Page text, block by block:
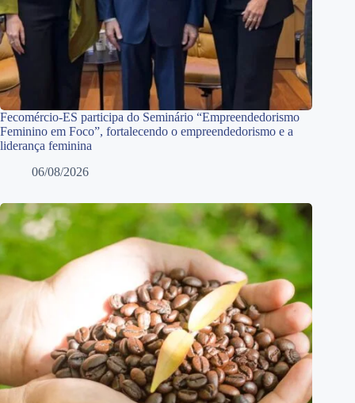
Fecomércio-ES participa do Seminário “Empreendedorismo
Feminino em Foco”, fortalecendo o empreendedorismo e a
liderança feminina
06/08/2026